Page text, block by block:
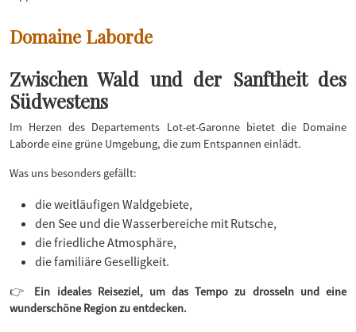
Domaine Laborde
Zwischen Wald und der Sanftheit des
Südwestens
Im Herzen des Departements Lot-et-Garonne bietet die Domaine
Laborde eine grüne Umgebung, die zum Entspannen einlädt.
Was uns besonders gefällt:
die weitläufigen Waldgebiete,
den See und die Wasserbereiche mit Rutsche,
die friedliche Atmosphäre,
die familiäre Geselligkeit.
👉 Ein ideales Reiseziel, um das Tempo zu drosseln und eine
wunderschöne Region zu entdecken.